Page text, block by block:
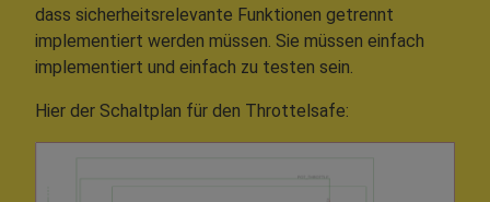
dass sicherheitsrelevante Funktionen getrennt
implementiert werden müssen. Sie müssen einfach
implementiert und einfach zu testen sein.
Hier der Schaltplan für den Throttelsafe: